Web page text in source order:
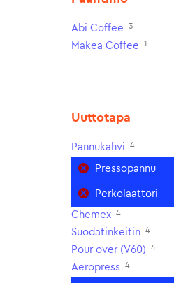
Abi Coffee 3
Makea Coffee 1
Uuttotapa
Pannukahvi 4
Pressopannu
Perkolaattori
Chemex 4
Suodatinkeitin 4
Pour over (V60) 4
Aeropress 4